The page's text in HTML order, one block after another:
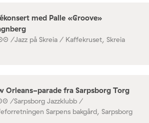
med Palle «Groove»
/Jazz på Skreia / Kaffekruset, Skreia
Orleans-parade fra Sarpsborg Torg
/Sarpsborg Jazzklubb /
Sarpens bakgård, Sarpsborg